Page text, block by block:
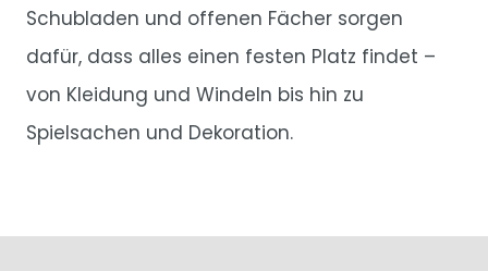
Schubladen und offenen Fächer sorgen
dafür, dass alles einen festen Platz findet –
von Kleidung und Windeln bis hin zu
Spielsachen und Dekoration.